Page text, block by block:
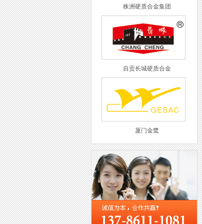
株洲硬质合金集团
自贡长城硬质合金
厦门金鹭
西工集团